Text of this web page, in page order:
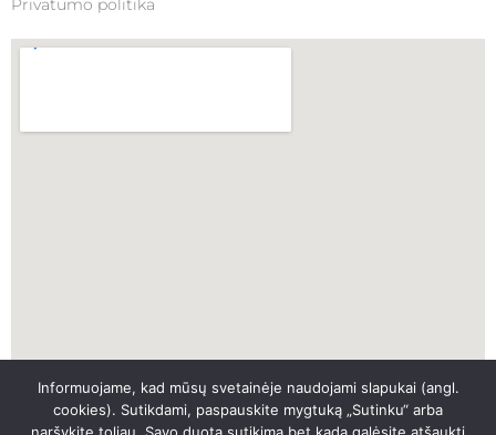
Privatumo politika
SKUBI PAGALBA
Informuojame, kad mūsų svetainėje naudojami slapukai (angl.
cookies). Sutikdami, paspauskite mygtuką „Sutinku“ arba